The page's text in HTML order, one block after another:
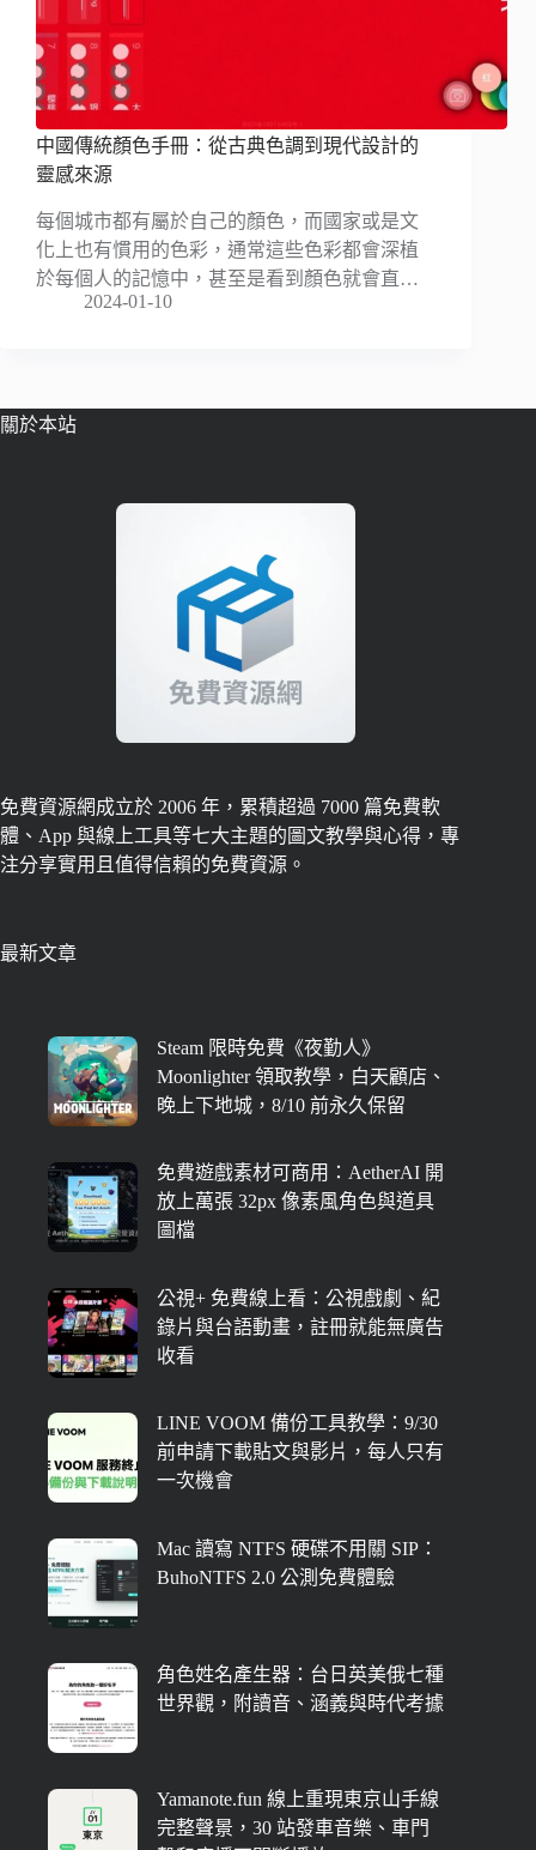
中國傳統顏色手冊：從古典色調到現代設計的
靈感來源
每個城市都有屬於自己的顏色，而國家或是文
化上也有慣用的色彩，通常這些色彩都會深植
於每個人的記憶中，甚至是看到顏色就會直…
2024-01-10
關於本站
免費資源網成立於 2006 年，累積超過 7000 篇免費軟
體、App 與線上工具等七大主題的圖文教學與心得，專
注分享實用且值得信賴的免費資源。
最新文章
Steam 限時免費《夜勤人》
Moonlighter 領取教學，白天顧店、
晚上下地城，8/10 前永久保留
免費遊戲素材可商用：AetherAI 開
放上萬張 32px 像素風角色與道具
圖檔
公視+ 免費線上看：公視戲劇、紀
錄片與台語動畫，註冊就能無廣告
收看
LINE VOOM 備份工具教學：9/30
前申請下載貼文與影片，每人只有
一次機會
Mac 讀寫 NTFS 硬碟不用關 SIP：
BuhoNTFS 2.0 公測免費體驗
角色姓名產生器：台日英美俄七種
世界觀，附讀音、涵義與時代考據
Yamanote.fun 線上重現東京山手線
完整聲景，30 站發車音樂、車門